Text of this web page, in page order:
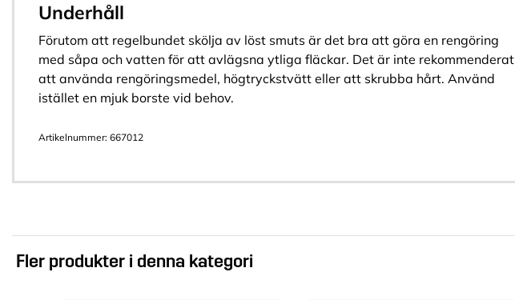
Underhåll
Förutom att regelbundet skölja av löst smuts är det bra att göra en rengöring
med såpa och vatten för att avlägsna ytliga fläckar. Det är inte rekommenderat
att använda rengöringsmedel, högtryckstvätt eller att skrubba hårt. Använd
istället en mjuk borste vid behov.
Artikelnummer: 667012
Fler produkter i denna kategori